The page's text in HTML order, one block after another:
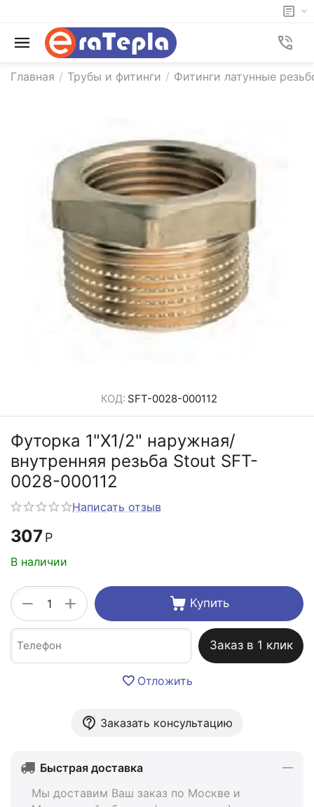
Главная / Трубы и фитинги / Фитинги латунные
КОД: SFT-0028-000112
Футорка 1"X1/2" наружная/
внутренняя резьба Stout SFT-
0028-000112
Написать отзыв
307 Р
В наличии
+
− Купить
Заказ в 1 клик
Отложить
Заказать консультацию
Быстрая доставка
Мы доставим Ваш заказ по Москве и